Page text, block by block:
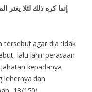
إنما كره ذلك لئلا يغتر
tersebut agar dia tidak
lalu lahir perasaan
kepadanya,
lehernya dan